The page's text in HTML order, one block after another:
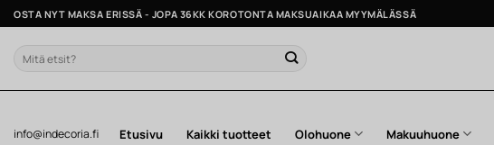
Skip
to
content
OSTA NYT MAKSA ERISSÄ - JOPA 36KK KOROTONTA MAKSUAIKAA MYYMÄLÄSSÄ
Etsi:
info@indecoria.fi Etusivu Kaikki tuotteet Olohuone Makuuhuone